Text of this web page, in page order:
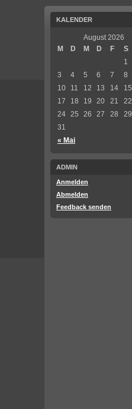
KALENDER
August 2026
M
D M D F S
« Mai
1
3
4 5 6 7 8
10
11 12 13 14 15
17
18 19 20 21 22
24 25 26 27 28 29
31
ADMIN
Anmelden
Abmelden
Feedback senden